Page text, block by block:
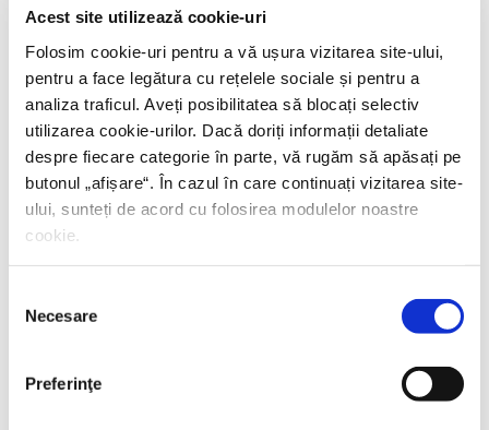
Acest site utilizează cookie-uri
Folosim cookie-uri pentru a vă ușura vizitarea site-ului,
pentru a face legătura cu rețelele sociale și pentru a
analiza traficul. Aveți posibilitatea să blocați selectiv
utilizarea cookie-urilor. Dacă doriți informații detaliate
despre fiecare categorie în parte, vă rugăm să apăsați pe
butonul „ afișare“. În cazul în care continuați vizitarea site-
ului, sunteți de acord cu folosirea modulelor noastre
cookie.
consimțământului
Necesare
Preferinţe
PREȚ 42.00 RON